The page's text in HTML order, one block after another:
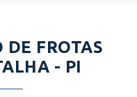
DE FROTAS
- PI